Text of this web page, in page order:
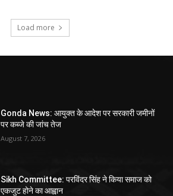
Load more
Gonda News: आयुक्त के आदेश पर सरकारी जमीनों
पर कब्जे की जांच तेज
August 7, 2026
Sikh Committee: परविंदर सिंह ने किया समाज को
एकजुट होने का आह्वान